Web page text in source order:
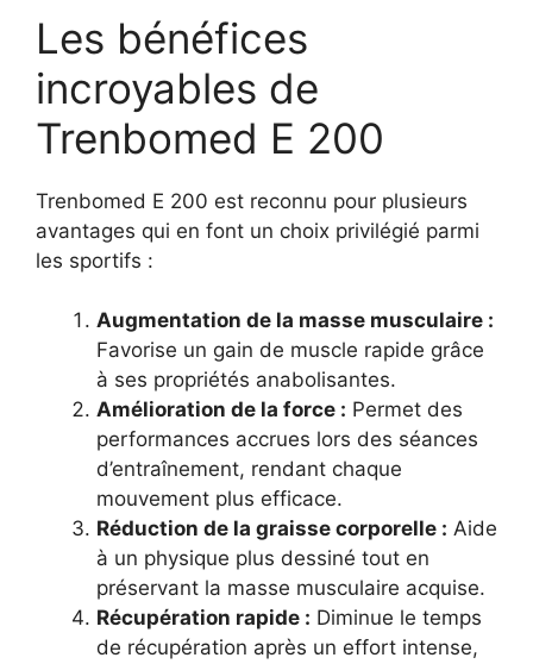
Les bénéfices
incroyables de
Trenbomed E 200
Trenbomed E 200 est reconnu pour plusieurs
avantages qui en font un choix privilégié parmi
les sportifs :
Augmentation de la masse musculaire :
Favorise un gain de muscle rapide grâce
à ses propriétés anabolisantes.
Amélioration de la force : Permet des
performances accrues lors des séances
d’entraînement, rendant chaque
mouvement plus efficace.
Réduction de la graisse corporelle : Aide
à un physique plus dessiné tout en
préservant la masse musculaire acquise.
Récupération rapide : Diminue le temps
de récupération après un effort intense,